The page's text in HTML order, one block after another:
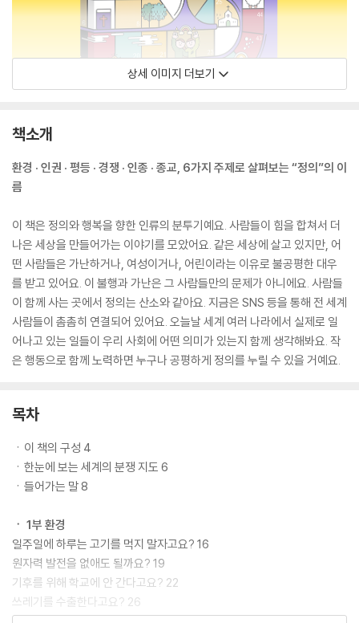
상세 이미지 더보기
책소개
환경 · 인권 · 평등 · 경쟁 · 인종 · 종교, 6가지 주제로 살펴보는 “정의”의 이
름
이 책은 정의와 행복을 향한 인류의 분투기예요. 사람들이 힘을 합쳐서 더
나은 세상을 만들어가는 이야기를 모았어요. 같은 세상에 살고 있지만, 어
떤 사람들은 가난하거나, 여성이거나, 어린이라는 이유로 불공평한 대우
를 받고 있어요. 이 불행과 가난은 그 사람들만의 문제가 아니에요. 사람들
이 함께 사는 곳에서 정의는 산소와 같아요. 지금은 SNS 등을 통해 전 세계
사람들이 촘촘히 연결되어 있어요. 오늘날 세계 여러 나라에서 실제로 일
어나고 있는 일들이 우리 사회에 어떤 의미가 있는지 함께 생각해봐요. 작
은 행동으로 함께 노력하면 누구나 공평하게 정의를 누릴 수 있을 거예요.
목차
ㆍ이 책의 구성 4
ㆍ한눈에 보는 세계의 분쟁 지도 6
ㆍ들어가는 말 8
ㆍ 1부 환경
일주일에 하루는 고기를 먹지 말자고요? 16
원자력 발전을 없애도 될까요? 19
기후를 위해 학교에 안 간다고요? 22
쓰레기를 수출한다고요? 26